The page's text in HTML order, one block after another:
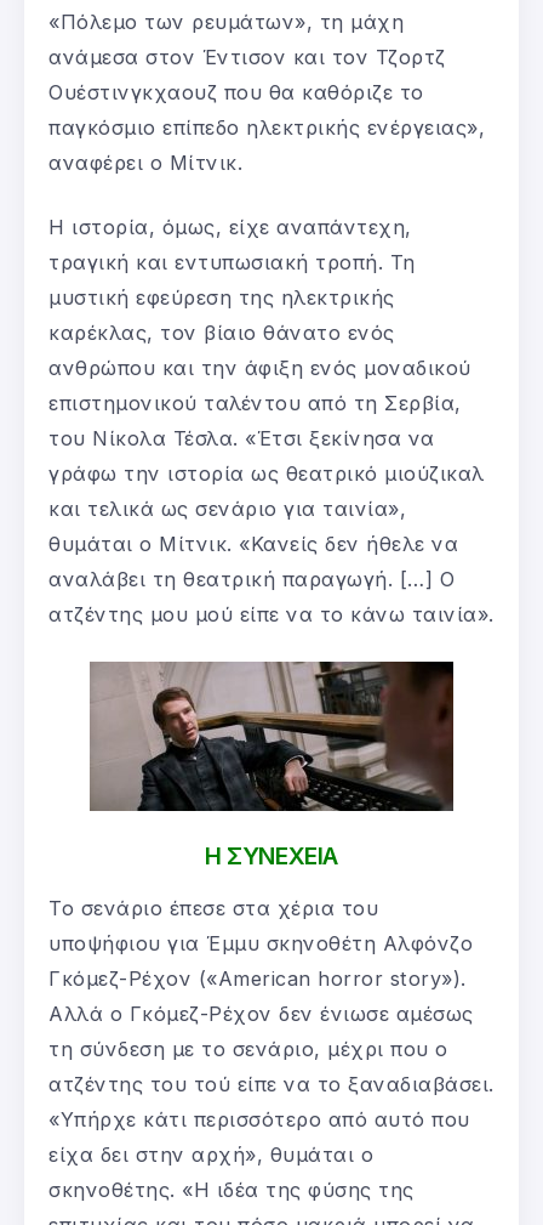
«Πόλεμο των ρευμάτων», τη μάχη
ανάμεσα στον Έντισον και τον Τζορτζ
Ουέστινγκχαουζ που θα καθόριζε το
παγκόσμιο επίπεδο ηλεκτρικής ενέργειας»,
αναφέρει ο Μίτνικ.
Η ιστορία, όμως, είχε αναπάντεχη,
τραγική και εντυπωσιακή τροπή. Τη
μυστική εφεύρεση της ηλεκτρικής
καρέκλας, τον βίαιο θάνατο ενός
ανθρώπου και την άφιξη ενός μοναδικού
επιστημονικού ταλέντου από τη Σερβία,
του Νίκολα Τέσλα. «Έτσι ξεκίνησα να
γράφω την ιστορία ως θεατρικό μιούζικαλ
και τελικά ως σενάριο για ταινία»,
θυμάται ο Μίτνικ. «Κανείς δεν ήθελε να
αναλάβει τη θεατρική παραγωγή. […] Ο
ατζέντης μου μού είπε να το κάνω ταινία».
Η ΣΥΝΕΧΕΙΑ
Το σενάριο έπεσε στα χέρια του
υποψήφιου για Έμμυ σκηνοθέτη Αλφόνζο
Γκόμεζ-Ρέχον («American horror story»).
Αλλά ο Γκόμεζ-Ρέχον δεν ένιωσε αμέσως
τη σύνδεση με το σενάριο, μέχρι που ο
ατζέντης του τού είπε να το ξαναδιαβάσει.
«Υπήρχε κάτι περισσότερο από αυτό που
είχα δει στην αρχή», θυμάται ο
σκηνοθέτης. «Η ιδέα της φύσης της